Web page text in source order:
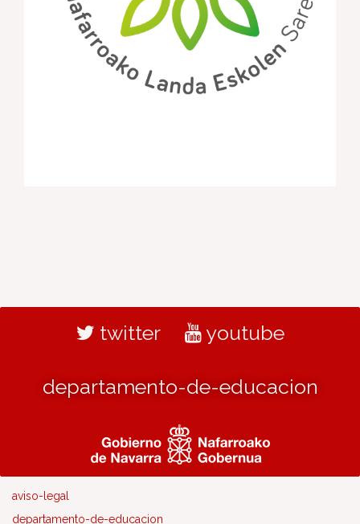
twitter youtube
departamento-de-educacion
aviso-legal
departamento-de-educacion